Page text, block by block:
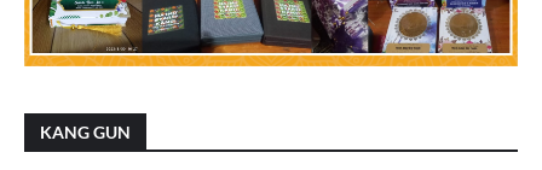
KANG GUN